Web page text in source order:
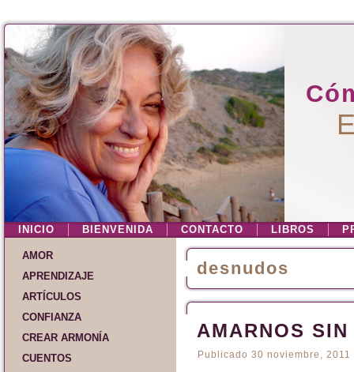
INICIO BIENVENIDA CONTACTO LIBROS
AMOR
APRENDIZAJE
ARTÍCULOS
CONFIANZA
CREAR ARMONÍA
CUENTOS
desnudos
AMARNOS
Publicado 30 noviembre, 2011